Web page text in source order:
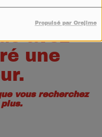
Propulsé par Orejime
avez
une
vous recherchez